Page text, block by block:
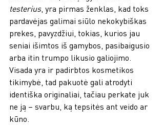
testerius, yra pirmas ženklas, kad toks
pardavėjas galimai siūlo nekokybiškas
prekes, pavyzdžiui, tokias, kurios jau
seniai išimtos iš gamybos, pasibaigusio
arba itin trumpo likusio galiojimo.
Visada yra ir padirbtos kosmetikos
tikimybė, tad pakuotė gali atrodyti
identiška originaliai, tačiau perkate juk
ne ją – svarbu, ką tepsitės ant veido ar
kūno.